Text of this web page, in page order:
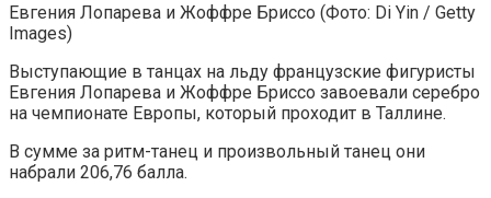
Евгения Лопарева и Жоффре Бриссо (Фото: Di Yin / Getty
Images)
Выступающие в танцах на льду французские фигуристы
Евгения Лопарева и Жоффре Бриссо завоевали серебро
на чемпионате Европы, который проходит в Таллине.
В сумме за ритм-танец и произвольный танец они
набрали 206,76 балла.